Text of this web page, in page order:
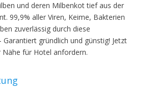
und deren Milbenkot tief aus der
99,9% aller Viren, Keime, Bakterien
zuverlässig durch diese
Garantiert gründlich und günstig! Jetzt
für Hotel anfordern.